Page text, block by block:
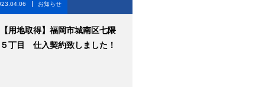
お知らせ
【用地取得】福岡市城南区七隈
５丁目 仕入契約致しました！